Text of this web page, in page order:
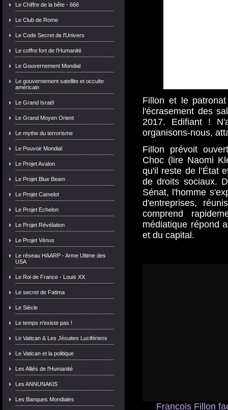
Le Chiffre de la bête - 666
Le Club de Rome
Le Code Secret de l'Univers
Le coffre fort de l'Humanité
Le Gouvernement Mondial
Le gouvernement satellite et occulte
américain
Le Grand Israël
Le Grand Moyen Orient
Le mythe du terrorisme
Le Pouvoir Mondial
Le Projet Avalon
Le Projet Blue Beam
Le Projet Camelot
Le Projet Echelon
Le Projet Révélation
Le Projet Vénus
Le réseau HAARP - Arme Ultime des
USA
Le Roi de France - Louis XX
Le secret de Fatima
Le Siècle
Le temps n'existe pas !
Le Vatican & Les Jésuites Lucifériens
Le Vatican et la politique
Les Alliés de l'Humanité
Les ANNUNAKIS
Les Banques Mondiales
Fillon et le
l'écrasement des
2017. Edifiant !
organisons-nous,
Fillon prévoit
Choc (lire Naomi
qu'il reste de l’État
de droits sociaux.
Sénat, l'homme
d'entreprises,
comprend
médiatique répond
et du capital.
François Fillon